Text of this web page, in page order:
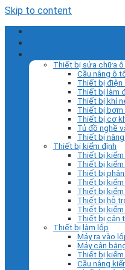
Skip to content
Thiết bị sửa chữa
Cầu nâng ô
Thiết bị điện
Thiết bị làm
Thiết bị khí
Thiết bị bơm
Thiết bị cơ
Tủ đồ nghề
Thiết bị
Thiết bị kiểm định
Thiết bị
Thiết bị
Thiết bị
Thiết bị
Thiết bị
Thiết bị hỗ
Thiết bị
Thiết bị cân
Thiết bị làm lốp
Máy ra vào
Máy cân
Thiết bị
Cầu nâng